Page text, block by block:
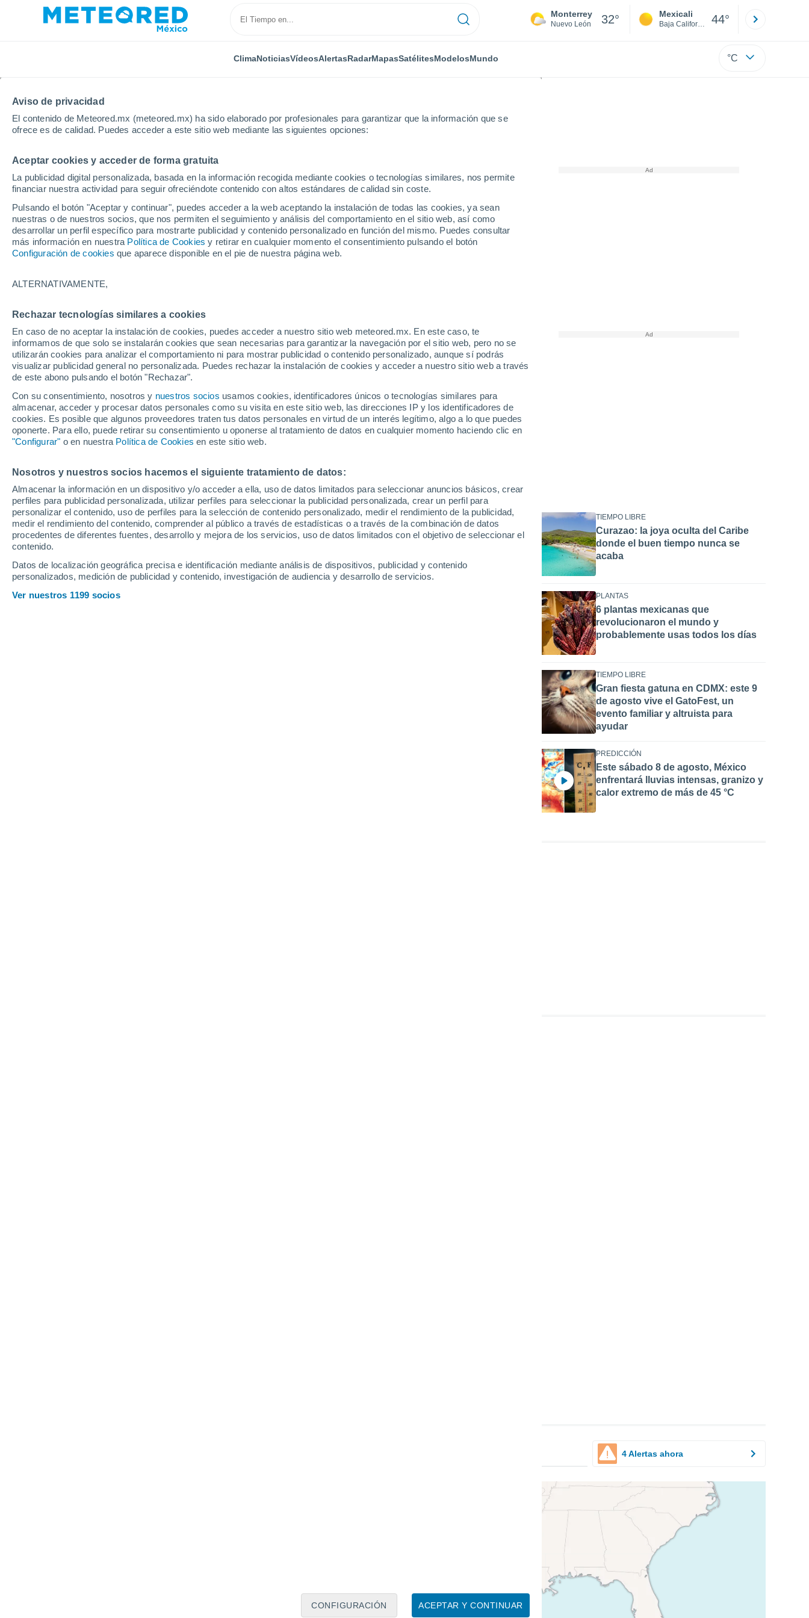
Aviso de privacidad
El contenido de Meteored.mx (meteored.mx) ha sido elaborado por profesionales para garantizar que la información que se
ofrece es de calidad. Puedes acceder a este sitio web mediante las siguientes opciones:
Aceptar cookies y acceder de forma gratuita
La publicidad digital personalizada, basada en la información recogida mediante cookies o tecnologías similares, nos permite
financiar nuestra actividad para seguir ofreciéndote contenido con altos estándares de calidad sin coste.
Pulsando el botón "Aceptar y continuar", puedes acceder a la web aceptando la instalación de todas las cookies, ya sean
nuestras o de nuestros socios, que nos permiten el seguimiento y análisis del comportamiento en el sitio web, así como
desarrollar un perfil específico para mostrarte publicidad y contenido personalizado en función del mismo. Puedes consultar
más información en nuestra Política de Cookies y retirar en cualquier momento el consentimiento pulsando el botón
Configuración de cookies que aparece disponible en el pie de nuestra página web.
ALTERNATIVAMENTE,
Rechazar tecnologías similares a cookies
En caso de no aceptar la instalación de cookies, puedes acceder a nuestro sitio web meteored.mx. En este caso, te
informamos de que solo se instalarán cookies que sean necesarias para garantizar la navegación por el sitio web, pero no se
utilizarán cookies para analizar el comportamiento ni para mostrar publicidad o contenido personalizado, aunque sí podrás
visualizar publicidad general no personalizada. Puedes rechazar la instalación de cookies y acceder a nuestro sitio web a través
de este abono pulsando el botón "Rechazar".
Con su consentimiento, nosotros y nuestros socios usamos cookies, identificadores únicos o tecnologías similares para
almacenar, acceder y procesar datos personales como su visita en este sitio web, las direcciones IP y los identificadores de
cookies. Es posible que algunos proveedores traten tus datos personales en virtud de un interés legítimo, algo a lo que puedes
oponerte. Para ello, puede retirar su consentimiento u oponerse al tratamiento de datos en cualquier momento haciendo clic en
"Configurar" o en nuestra Política de Cookies en este sitio web.
Nosotros y nuestros socios hacemos el siguiente tratamiento de datos:
Almacenar la información en un dispositivo y/o acceder a ella, uso de datos limitados para seleccionar anuncios básicos, crear
perfiles para publicidad personalizada, utilizar perfiles para seleccionar la publicidad personalizada, crear un perfil para
personalizar el contenido, uso de perfiles para la selección de contenido personalizado, medir el rendimiento de la publicidad,
medir el rendimiento del contenido, comprender al público a través de estadísticas o a través de la combinación de datos
procedentes de diferentes fuentes, desarrollo y mejora de los servicios, uso de datos limitados con el objetivo de seleccionar el
contenido.
Datos de localización geográfica precisa e identificación mediante análisis de dispositivos, publicidad y contenido
personalizados, medición de publicidad y contenido, investigación de audiencia y desarrollo de servicios.
Ver nuestros 1199 socios
ACEPTAR Y CONTINUAR
CONFIGURACIÓN
Monterrey
Nuevo León 32° Mexicali
Baja California 44°
ClimaNoticiasVídeosAlertasRadarMapasSatélitesModelosMundo °C
PREDICCIÓN
Intensas tormentas hoy sábado en el Occidente por el
Monzón Mexicano, llegando nueva Onda Tropical al sur
TIEMPO LIBRE
Curazao: la joya oculta del Caribe
donde el buen tiempo nunca se
acaba
PLANTAS
6 plantas mexicanas que
revolucionaron el mundo y
probablemente usas todos los días
TIEMPO LIBRE
Gran fiesta gatuna en CDMX: este 9
de agosto vive el GatoFest, un
evento familiar y altruista para
ayudar
PREDICCIÓN
Este sábado 8 de agosto, México
enfrentará lluvias intensas, granizo y
calor extremo de más de 45 °C
4 Alertas ahora
Piedras
Chihuahua
29°
Hermosillo